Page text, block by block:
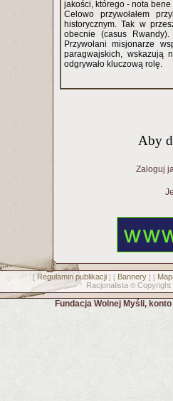
Celowo przywołałem
historycznym. Tak w
obecnie (casus
Przywołani misjonarze
paragwajskich, wskazują
odgrywało kluczową rolę.
Aby
Zaloguj
[ Regulamin publikacji] [ Bannery] [
Racjonalista © Copyright
Fundacja Wolnej Myśli,